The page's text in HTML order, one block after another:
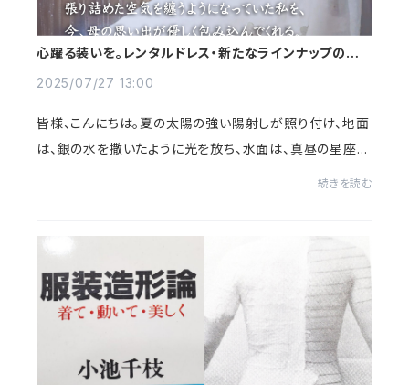
心躍る装いを。レンタルドレス・新たなラインナップのご案
2025/07/27 13:00
皆様、こんにちは。夏の太陽の強い陽射しが照り付け、地面
は、銀の水を撒いたように光を放ち、水面は、真昼の星座を
続きを読む